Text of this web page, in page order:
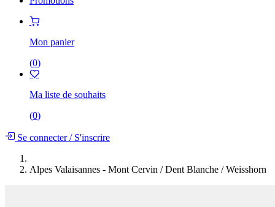
Mon panier
(0)
Ma liste de souhaits
(0)
Se connecter/S'inscrire
Alpes Valaisannes - Mont Cervin / Dent Blanche / Weisshorn